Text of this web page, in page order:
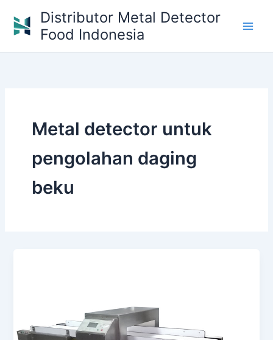
content
Distributor Metal Detector
Food Indonesia
Metal detector untuk
pengolahan daging
beku